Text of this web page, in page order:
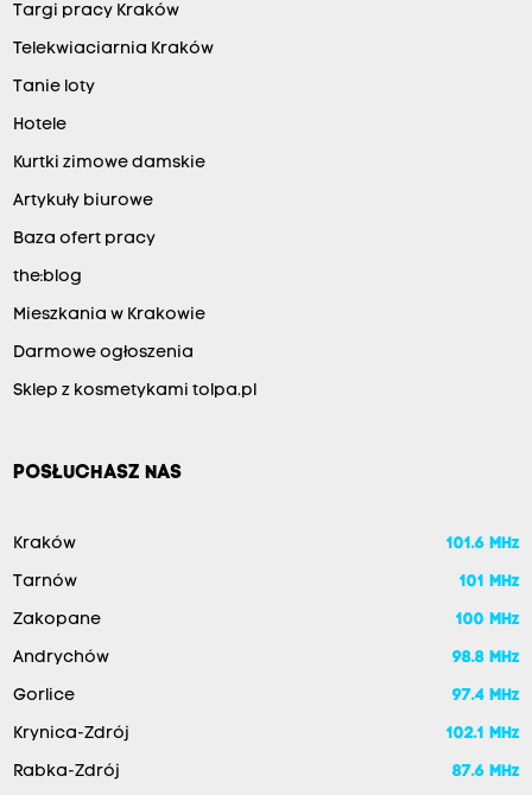
Targi pracy Kraków
Telekwiaciarnia Kraków
Tanie loty
Hotele
Kurtki zimowe damskie
Artykuły biurowe
Baza ofert pracy
the:blog
Mieszkania w Krakowie
Darmowe ogłoszenia
Sklep z kosmetykami tolpa.pl
POSŁUCHASZ NAS
Kraków 101.6 MHz
Tarnów 101 MHz
Zakopane 100 MHz
Andrychów 98.8 MHz
Gorlice 97.4 MHz
Krynica-Zdrój 102.1 MHz
Rabka-Zdrój 87.6 MHz